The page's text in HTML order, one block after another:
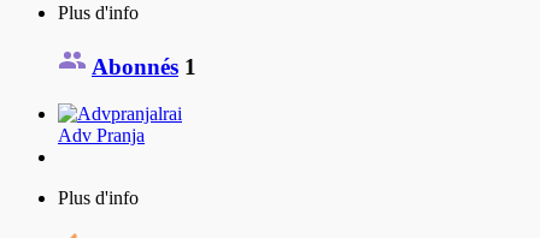
Plus d'info
Abonnés 1
Adv Pranja
Plus d'info